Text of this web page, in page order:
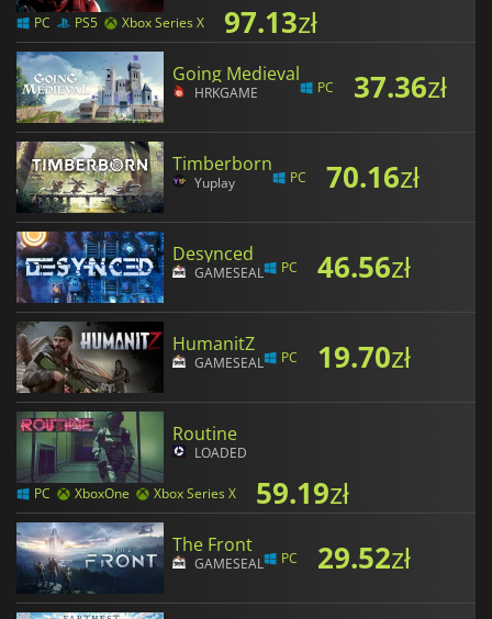
PC PS5 Xbox Series X 97.13zł
Going Medieval
HRKGAME PC 37.36zł
Timberborn
Yuplay PC 70.16zł
Desynced
GAMESEAL PC 46.56zł
HumanitZ
GAMESEAL PC 19.70zł
Routine
LOADED
PC XboxOne Xbox Series X 59.19zł
The Front
GAMESEAL PC 29.52zł